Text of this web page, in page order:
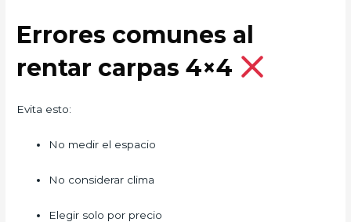
Errores comunes al
rentar carpas 4×4
Evita esto:
No medir el espacio
No considerar clima
Elegir solo por precio